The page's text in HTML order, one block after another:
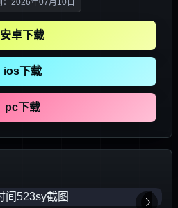
：2026年07月10日
安卓下载
ios下载
pc下载